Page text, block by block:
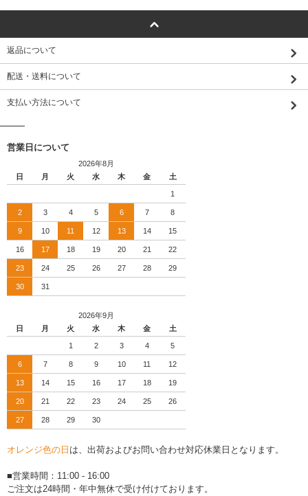
返品について
配送・送料について
支払い方法について
営業日について
2026年8月
日
月 火 水 木 金 土
1
2 3 4 5 6 7 8
9 10 11 12 13 14 15
16 17 18 19 20 21 22
23 24 25 26 27 28 29
30 31
2026年9月
日
月 火 水 木 金 土
1 2 3 4 5
6 7 8 9 10 11 12
13 14 15 16 17 18 19
20 21 22 23 24 25 26
27 28 29 30
オレンジ色の日 は、出荷およびお問い合わせ対応休業日となります。
■営業時間：11:00 - 16:00
ご注文は24時間・年中無休で受け付けております。